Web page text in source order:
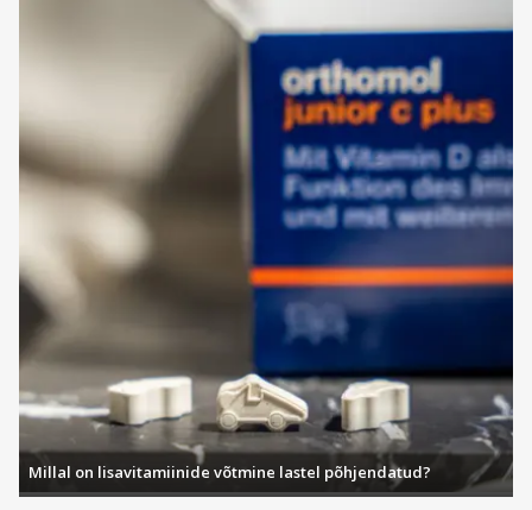
Millal on lisavitamiinide võtmine lastel põhjendatud?